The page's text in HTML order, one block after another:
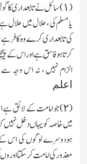
(١) سائل نے تابعداری کا
یا مسلم کی ، حلال میں حلال
کی تابعداری کرے وہ کافر ہے
کرتا ہو فاسق ہے اور اس کے
الزام نہیں ، نہ اس وجہ
اعلم
(٢) جو امامت کے لائق
میں خاصہ کو یہاں دخل نہیں
ہودوسرے لوگوں کی اس کے
معذور کی امامت کرسکتا